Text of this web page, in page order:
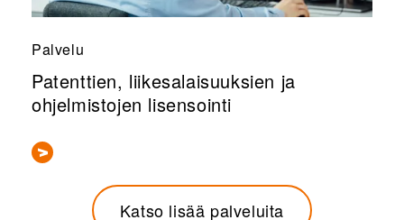
Palvelu
Patenttien, liikesalaisuuksien ja
ohjelmistojen lisensointi
Katso lisää palveluita